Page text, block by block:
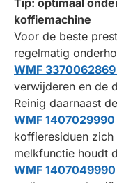
Tip: optimaal
koffiemachine
Voor de beste
regelmatig
WMF
verwijderen en de
Reinig daarnaast
WMF
koffieresiduen
melkfunctie houdt
WMF